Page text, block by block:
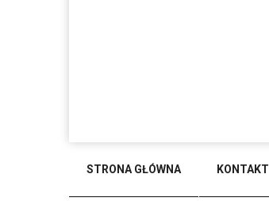
STRONA GŁÓWNA KONTAKT